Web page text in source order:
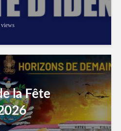
views
la Fête